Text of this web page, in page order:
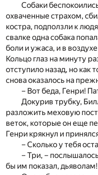
Собаки
охваченные страхом,
костра, подползли к
свалке одна собака
боли и ужаса, и в
Кольцо глаз на минуту
отступило назад, но как
снова оказалось на
– Вот беда, Генри!
Докурив трубку,
разложить меховую
веток, которые он еще
Генри крякнул и
– Сколько у тебя
– Три, –
бы им показал, дьяволам!